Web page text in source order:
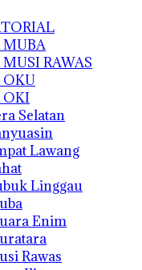
MUBA
RAWAS
OKU
OKI
Selatan
Lawang
Linggau
Enim
Rawas